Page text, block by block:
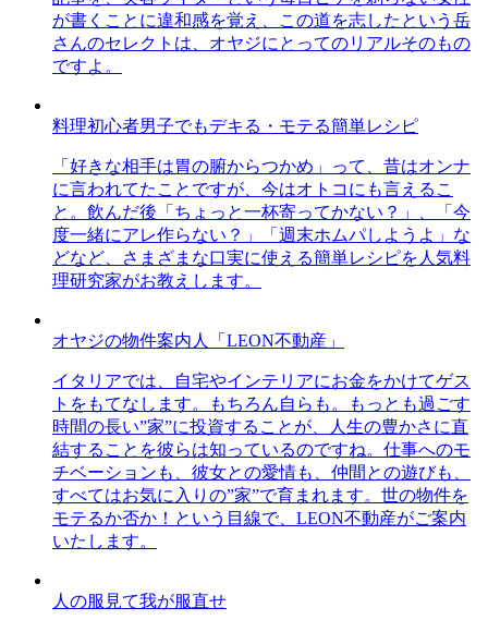
が書くことに違和感を覚え、この道を志したという岳
さんのセレクトは、オヤジにとってのリアルそのもの
ですよ。
料理初心者男子でもデキる・モテる簡単レシピ
「好きな相手は胃の腑からつかめ」って、昔はオンナ
に言われてたことですが、今はオトコにも言えるこ
と。飲んだ後「ちょっと一杯寄ってかない？」、「今
度一緒にアレ作らない？」「週末ホムパしようよ」な
どなど、さまざまな口実に使える簡単レシピを人気料
理研究家がお教えします。
オヤジの物件案内人「LEON不動産」
イタリアでは、自宅やインテリアにお金をかけてゲス
トをもてなします。もちろん自らも。もっとも過ごす
時間の長い”家”に投資することが、人生の豊かさに直
結することを彼らは知っているのですね。仕事へのモ
チベーションも、彼女との愛情も、仲間との遊びも、
すべてはお気に入りの”家”で育まれます。世の物件を
モテるか否か！という目線で、LEON不動産がご案内
いたします。
人の服見て我が服直せ